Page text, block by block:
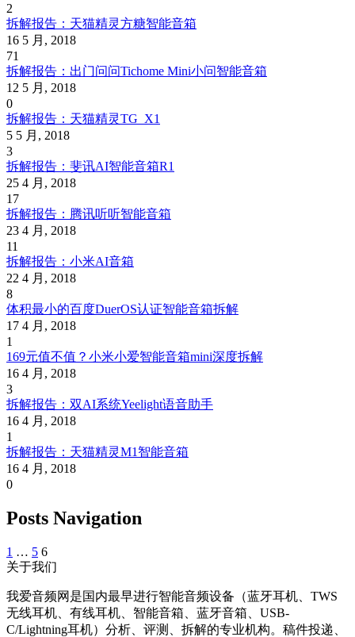
2
拆解报告：天猫精灵方糖智能音箱
16 5 月, 2018
71
拆解报告：出门问问Tichome Mini小问智能音箱
12 5 月, 2018
0
拆解报告：天猫精灵TG_X1
5 5 月, 2018
3
拆解报告：斐讯AI智能音箱R1
25 4 月, 2018
17
拆解报告：腾讯听听智能音箱
23 4 月, 2018
11
拆解报告：小米AI音箱
22 4 月, 2018
8
体积最小的百度DuerOS认证智能音箱拆解
17 4 月, 2018
1
169元值不值？小米小爱智能音箱mini深度拆解
16 4 月, 2018
3
拆解报告：双AI系统Yeelight语音助手
16 4 月, 2018
1
拆解报告：天猫精灵M1智能音箱
16 4 月, 2018
0
Posts Navigation
1 … 5 6
关于我们
我爱音频网是国内最早进行智能音频设备（蓝牙耳机、TWS
无线耳机、有线耳机、智能音箱、蓝牙音箱、USB-
C/Lightning耳机）分析、评测、拆解的专业机构。稿件投递、